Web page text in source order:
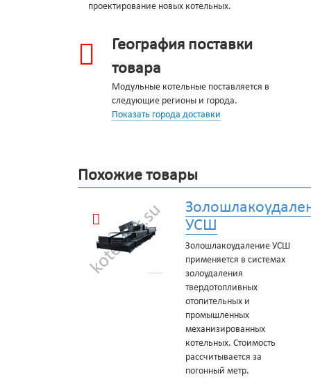
проектирование новых котельных.
География поставки
товара
Модульные котельные поставляется в
следующие регионы и города.
Показать города доставки
Похожие товары
УСШ
Золошлакоудаление УСШ
применяется в системах
золоудаления
твердотопливных
отопительных и
промышленных
механизированных
котельных. Стоимость
рассчитывается за
погонный метр.